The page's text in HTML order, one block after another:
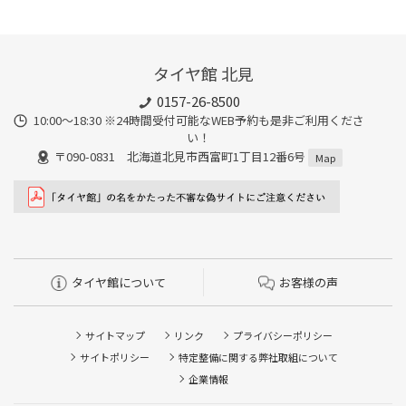
タイヤ館 北見
0157-26-8500
10:00～18:30 ※24時間受付可能なWEB予約も是非ご利用くださ
い！
〒090-0831 北海道北見市西富町1丁目12番6号
Map
タイヤ館について お客様の声
サイトマップ リンク
プライバシーポリシー
サイトポリシー
特定整備に関する弊社取組について
企業情報